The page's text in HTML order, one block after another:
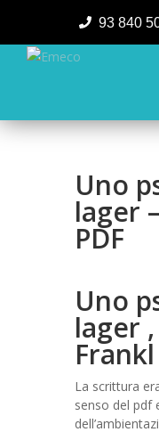
93 840
Uno
lager
PDF
Uno
lager
Frankl
La scrittura
senso del pdf